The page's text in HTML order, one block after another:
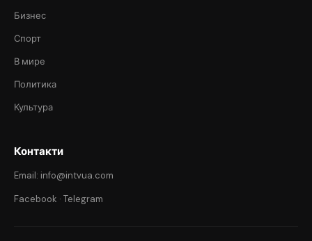
Бизнес
Спорт
В мире
Политика
Культура
Контакти
Email: info@intvua.com
Facebook · Telegram